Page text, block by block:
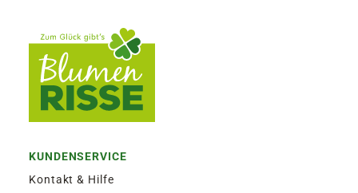
KUNDENSERVICE
Kontakt & Hilfe